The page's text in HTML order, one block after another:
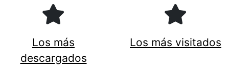
Los más
descargados
Los más visitados